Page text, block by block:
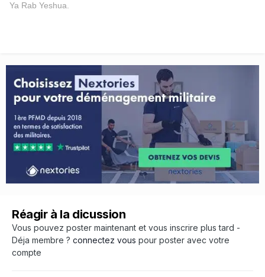
Ya Rab Yeshua.
Réagir à la dicussion
Vous pouvez poster maintenant et vous inscrire plus tard -
Déja membre ? connectez vous pour poster avec votre
compte